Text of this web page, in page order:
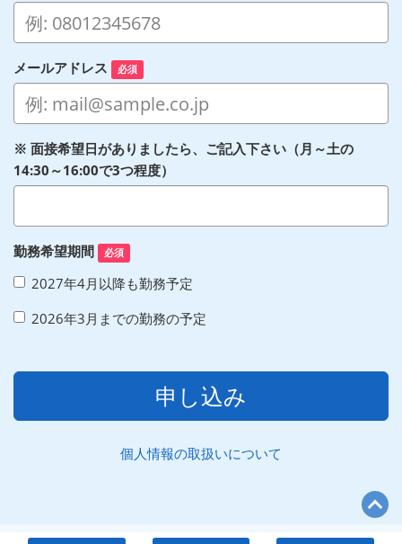
メールアドレス 必須
※ 面接希望日がありましたら、ご記入下さい（月～土の
14:30～16:00で3つ程度）
勤務希望期間 必須
2027年4月以降も勤務予定
2026年3月までの勤務の予定
申し込み
個人情報の取扱いについて